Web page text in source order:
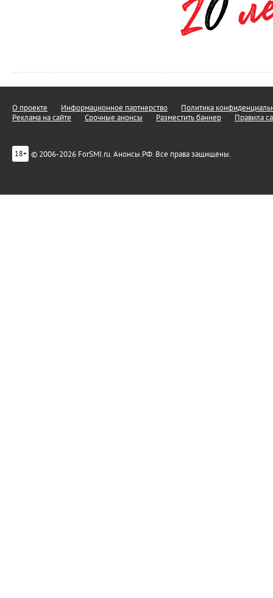
О проекте Информационное партнерство
Политика
Реклама на сайте
Срочные анонсы Разместить баннер Правила
18+ © 2006-2026 ForSMI.ru. Анонсы.РФ. Все права защищены.